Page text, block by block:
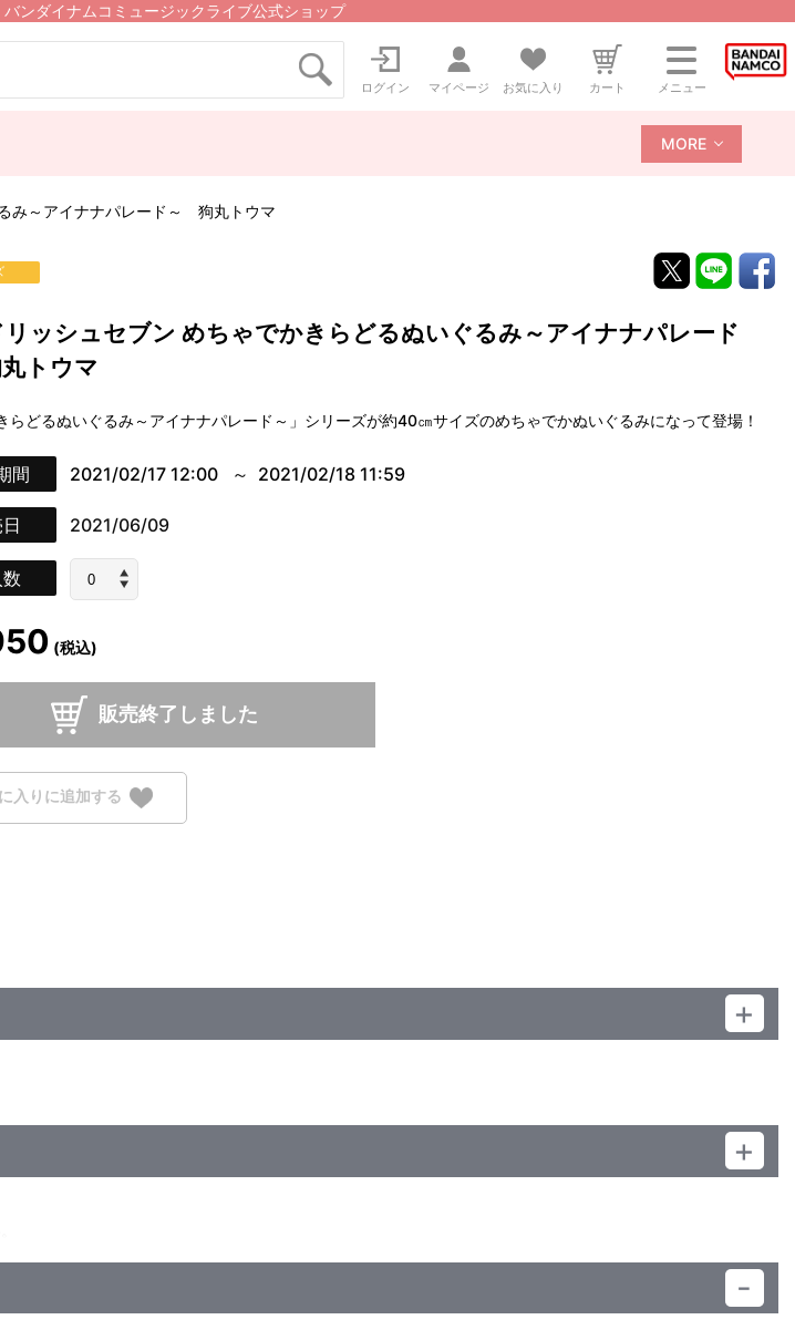
ンダイナムコミュージックライブ公式ショップ
ログイン マイページ お気に入り カート メニュー
MORE
み～アイナナパレード～ 狗丸トウマ
リッシュセブン めちゃでかきらどるぬいぐるみ～アイナナパレード
トウマ
らどるぬいぐるみ～アイナナパレード～」シリーズが約40㎝サイズのめちゃでかぬいぐるみになって登場！
間 2021/02/17 12:00 2021/02/18 11:59
2021/06/09
(税込)
販売終了しました
入りに追加する